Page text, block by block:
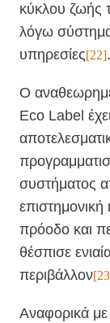
κύκλου ζωής
λόγω
υπηρεσίες[22].
O
Eco Label
συστήματος
επιστημονική
πρόοδο και
θέσπισε
περιβάλλον
Αναφορικά με